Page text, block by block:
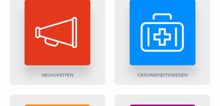
NEUIGKEITEN GESUNDHEITSWESEN